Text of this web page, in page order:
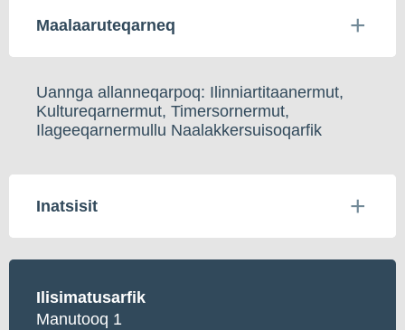
Maalaaruteqarneq
Uannga allanneqarpoq: Ilinniartitaanermut,
Kultureqarnermut, Timersornermut,
Ilageeqarnermullu Naalakkersuisoqarfik
Inatsisit
Ilisimatusarfik
Manutooq 1